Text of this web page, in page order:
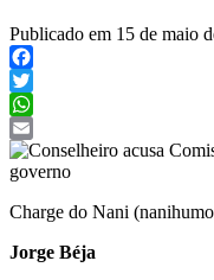
Publicado em 15 de maio
Facebook
Twitter
WhatsApp
Email
Charge do Nani
Jorge Béja